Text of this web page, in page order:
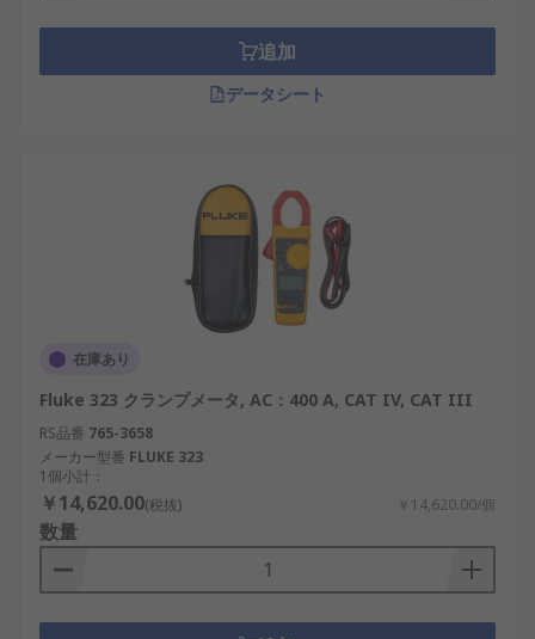
追加
データシート
在庫あり
Fluke 323 クランプメータ, AC：400 A, CAT IV, CAT III
RS品番 765-3658
メーカー型番 FLUKE 323
1個小計：
￥14,620.00(税抜) ￥14,620.00/個
数量